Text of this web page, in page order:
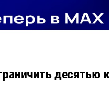
десятью